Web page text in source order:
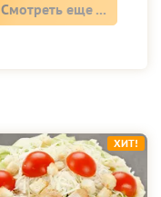
Смотреть еще ...
ХИТ!